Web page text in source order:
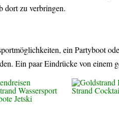
dort zu verbringen.
ein Partyboot
Ein paar Eindrücke von einem